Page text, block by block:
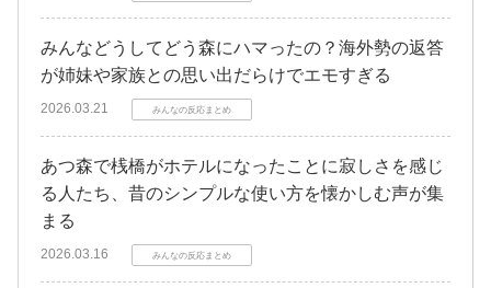
みんなどうしてどう森にハマったの？海外勢の返答
が姉妹や家族との思い出だらけでエモすぎる
2026.03.21 みんなの反応まとめ
あつ森で桟橋がホテルになったことに寂しさを感じ
る人たち、昔のシンプルな使い方を懐かしむ声が集
まる
2026.03.16 みんなの反応まとめ